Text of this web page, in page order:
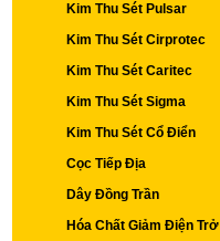
Kim Thu Sét Pulsar
Kim Thu Sét Cirprotec
Kim Thu Sét Caritec
Kim Thu Sét Sigma
Kim Thu Sét Cổ Điển
Cọc Tiếp Địa
Dây Đồng Trần
Hóa Chất Giảm Điện Trở